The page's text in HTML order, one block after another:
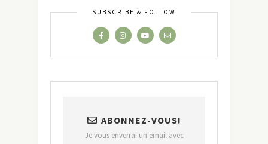
SUBSCRIBE & FOLLOW
ABONNEZ-VOUS!
Je vous enverrai un email avec